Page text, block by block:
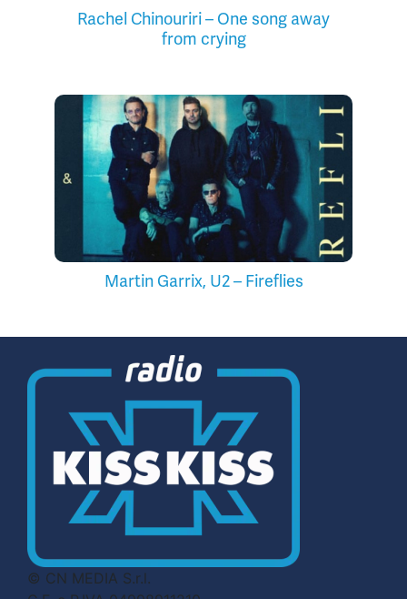
Rachel Chinouriri – One song away
from crying
Martin Garrix, U2 – Fireflies
© CN MEDIA S.r.l.